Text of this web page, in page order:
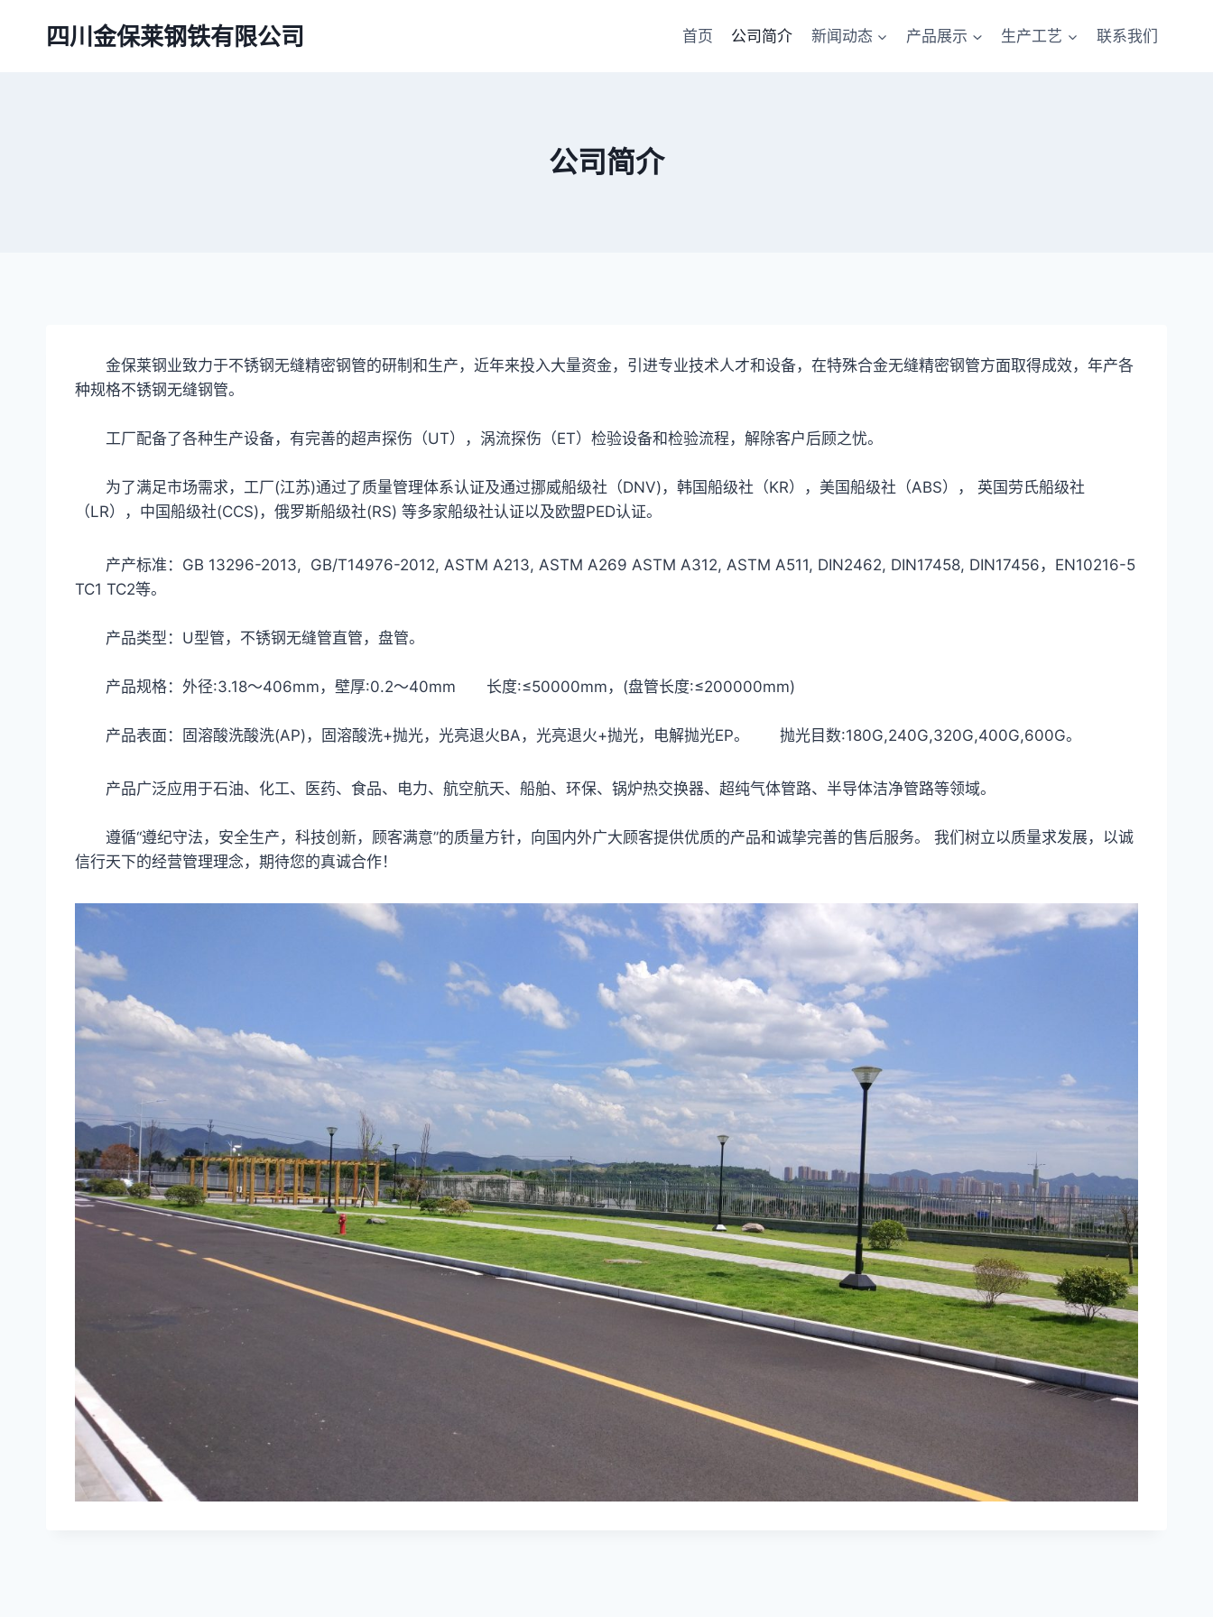
四川金保莱钢铁有限公司 首页 公司简介 新闻动态 产品展示 生产工艺 联系我们
公司简介
金保莱钢业致力于不锈钢无缝精密钢管的研制和生产，近年来投入大量资金，引进专业技术人才和设备，在特殊合金无缝精密钢管方面取得成效，年产各
种规格不锈钢无缝钢管。
工厂配备了各种生产设备，有完善的超声探伤（UT），涡流探伤（ET）检验设备和检验流程，解除客户后顾之忧。
为了满足市场需求，工厂(江苏)通过了质量管理体系认证及通过挪威船级社（DNV)，韩国船级社（KR），美国船级社（ABS）， 英国劳氏船级社
（LR），中国船级社(CCS)，俄罗斯船级社(RS) 等多家船级社认证以及欧盟PED认证。
产产标准：GB 13296-2013, GB/T14976-2012, ASTM A213, ASTM A269 ASTM A312, ASTM A511, DIN2462, DIN17458, DIN17456，EN10216-5
TC1 TC2等。
产品类型：U型管，不锈钢无缝管直管，盘管。
产品规格：外径:3.18～406mm，壁厚:0.2～40mm 长度:≤50000mm，(盘管长度:≤200000mm)
产品表面：固溶酸洗酸洗(AP)，固溶酸洗+抛光，光亮退火BA，光亮退火+抛光，电解抛光EP。 抛光目数:180G,240G,320G,400G,600G。
产品广泛应用于石油、化工、医药、食品、电力、航空航天、船舶、环保、锅炉热交换器、超纯气体管路、半导体洁净管路等领域。
遵循“遵纪守法，安全生产，科技创新，顾客满意”的质量方针，向国内外广大顾客提供优质的产品和诚挚完善的售后服务。 我们树立以质量求发展，以诚
信行天下的经营管理理念，期待您的真诚合作！